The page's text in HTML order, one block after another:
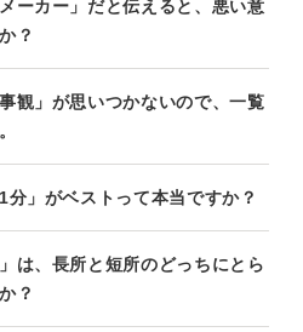
ーカー」だと伝えると、悪い意
？
観」が思いつかないので、一覧
分」がベストって本当ですか？
は、長所と短所のどっちにとら
？